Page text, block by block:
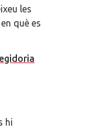
les
què es
hi